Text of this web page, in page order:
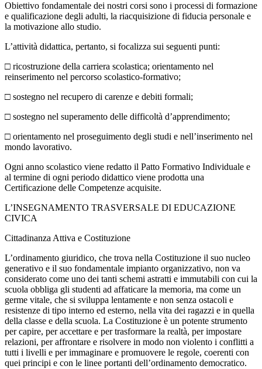
Obiettivo fondamentale dei nostri corsi sono i processi di formazione
e qualificazione degli adulti, la riacquisizione di fiducia personale e
la motivazione allo studio.
L’attività didattica, pertanto, si focalizza sui seguenti punti:
□ ricostruzione della carriera scolastica; orientamento nel
reinserimento nel percorso scolastico-formativo;
□ sostegno nel recupero di carenze e debiti formali;
□ sostegno nel superamento delle difficoltà d’apprendimento;
□ orientamento nel proseguimento degli studi e nell’inserimento nel
mondo lavorativo.
Ogni anno scolastico viene redatto il Patto Formativo Individuale e
al termine di ogni periodo didattico viene prodotta una
Certificazione delle Competenze acquisite.
L’INSEGNAMENTO TRASVERSALE DI EDUCAZIONE
CIVICA
Cittadinanza Attiva e Costituzione
L’ordinamento giuridico, che trova nella Costituzione il suo nucleo
generativo e il suo fondamentale impianto organizzativo, non va
considerato come uno dei tanti schemi astratti e immutabili con cui la
scuola obbliga gli studenti ad affaticare la memoria, ma come un
germe vitale, che si sviluppa lentamente e non senza ostacoli e
resistenze di tipo interno ed esterno, nella vita dei ragazzi e in quella
della classe e della scuola. La Costituzione è un potente strumento
per capire, per accettare e per trasformare la realtà, per impostare
relazioni, per affrontare e risolvere in modo non violento i conflitti a
tutti i livelli e per immaginare e promuovere le regole, coerenti con
quei principi e con le linee portanti dell’ordinamento democratico.